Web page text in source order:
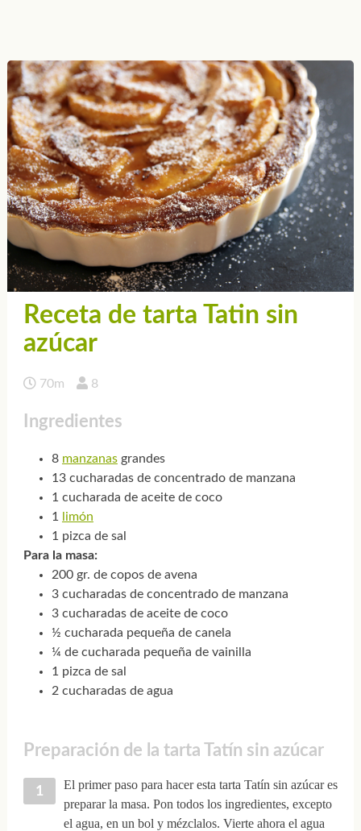
Receta de tarta Tatin sin
azúcar
70m 8
Ingredientes
8 manzanasgrandes
13 cucharadas de concentrado de manzana
1 cucharada de aceite de coco
1
limón
1 pizca de sal
Para la masa:
200 gr. de copos de avena
3 cucharadas de concentrado de manzana
3 cucharadas de aceite de coco
½ cucharada pequeña de canela
¼ de cucharada pequeña de vainilla
1 pizca de sal
2 cucharadas de agua
Preparación de la tarta Tatín sin azúcar
El primer paso para hacer esta tarta Tatín sin azúcar es
preparar la masa. Pon todos los ingredientes, excepto
el agua, en un bol y mézclalos. Vierte ahora el agua